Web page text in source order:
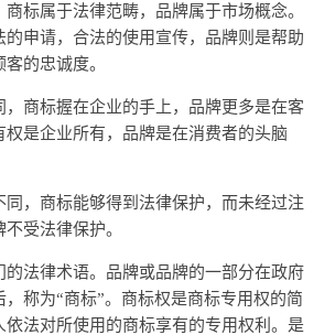
商标属于法律范畴，品牌属于市场概念。
的申请，合法的使用宣传，品牌则是帮助
的忠诚度。
，商标握在企业的手上，品牌更多是在客
权是企业所有，品牌是在消费者的头脑
同，商标能够得到法律保护，而未经过注
受法律保护。
的法律术语。品牌或品牌的一部分在政府
称为“商标”。商标权是商标专用权的简
依法对所使用的商标享有的专用权利。是